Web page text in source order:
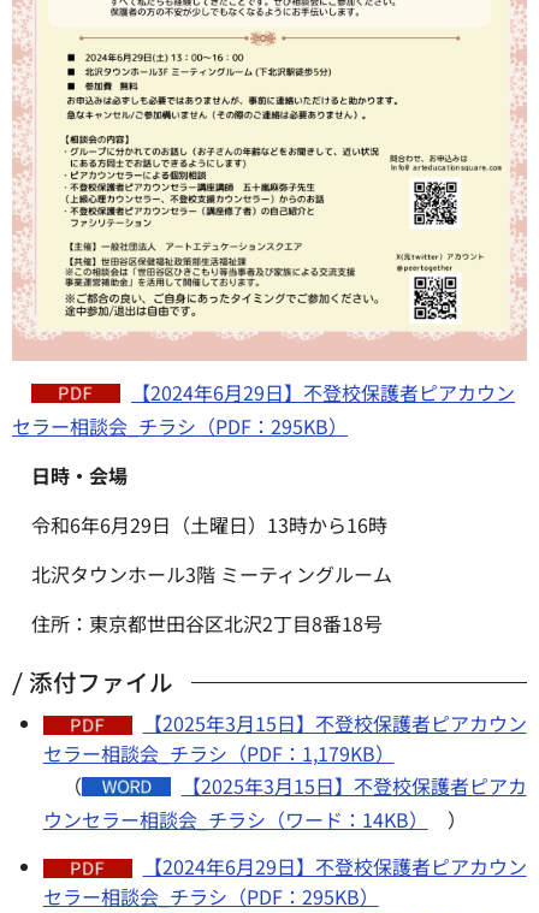
【2024年6月29日】不登校保護者ピアカウン
セラー相談会_チラシ（PDF：295KB）
日時・会場
令和6年6月29日（土曜日）13時から16時
北沢タウンホール3階 ミーティングルーム
住所：東京都世田谷区北沢2丁目8番18号
添付ファイル
【2025年3月15日】不登校保護者ピアカウン
セラー相談会_チラシ（PDF：1,179KB）
（
【2025年3月15日】不登校保護者ピアカ
ウンセラー相談会_チラシ（ワード：14KB）
）
【2024年6月29日】不登校保護者ピアカウン
セラー相談会_チラシ（PDF：295KB）